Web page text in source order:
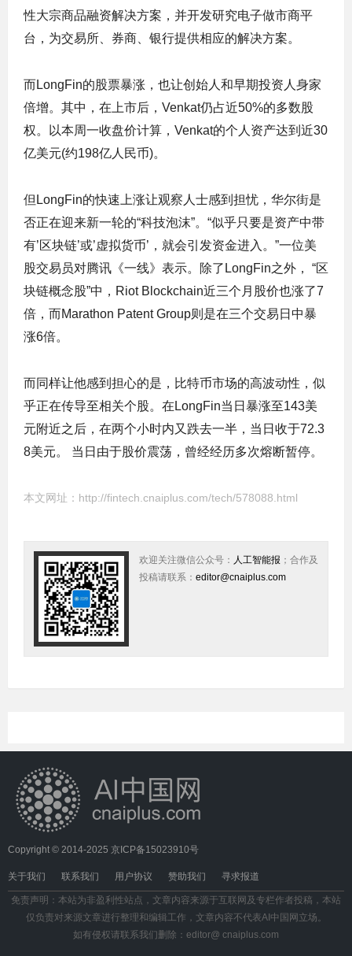
性大宗商品融资解决方案，并开发研究电子做市商平
台，为交易所、券商、银行提供相应的解决方案。
而LongFin的股票暴涨，也让创始人和早期投资人身家
倍增。其中，在上市后，Venkat仍占近50%的多数股
权。以本周一收盘价计算，Venkat的个人资产达到近30
亿美元(约198亿人民币)。
但LongFin的快速上涨让观察人士感到担忧，华尔街是
否正在迎来新一轮的“科技泡沫”。“似乎只要是资产中带
有’区块链’或’虚拟货币’，就会引发资金进入。”一位美
股交易员对腾讯《一线》表示。除了LongFin之外， “区
块链概念股”中，Riot Blockchain近三个月股价也涨了7
倍，而Marathon Patent Group则是在三个交易日中暴
涨6倍。
而同样让他感到担心的是，比特币市场的高波动性，似
乎正在传导至相关个股。在LongFin当日暴涨至143美
元附近之后，在两个小时内又跌去一半，当日收于72.3
8美元。 当日由于股价震荡，曾经经历多次熔断暂停。
本文网址： http://fintech.cnaiplus.com/tech/578088.html
欢迎关注微信公众号： 人工智能报 ；合作及
投稿请联系： editor@cnaiplus.com
Copyright © 2014-2025 京ICP备15023910号
关于我们 联系我们 用户协议 赞助我们 寻求报道
免责声明：本站为非盈利性站点，文章内容来源于互联网及专栏作者投稿，本站
仅负责对来源文章进行整理和编辑工作，文章内容不代表AI中国网立场。
如有侵权请联系我们删除：editor@ cnaiplus.com